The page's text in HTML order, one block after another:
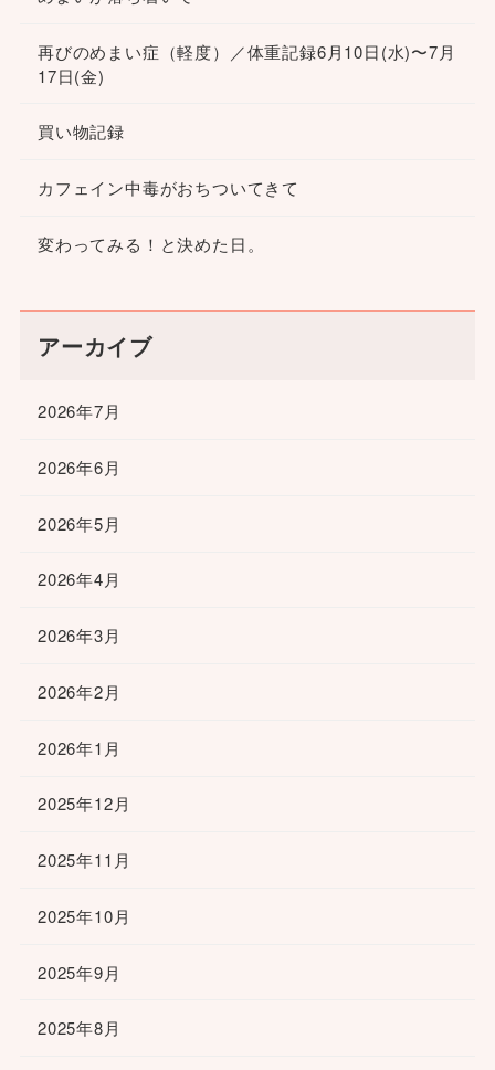
再びのめまい症（軽度）／体重記録6月10日(水)〜7月
17日(金)
買い物記録
カフェイン中毒がおちついてきて
変わってみる！と決めた日。
アーカイブ
2026年7月
2026年6月
2026年5月
2026年4月
2026年3月
2026年2月
2026年1月
2025年12月
2025年11月
2025年10月
2025年9月
2025年8月